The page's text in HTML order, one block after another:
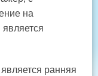
на
ранняя